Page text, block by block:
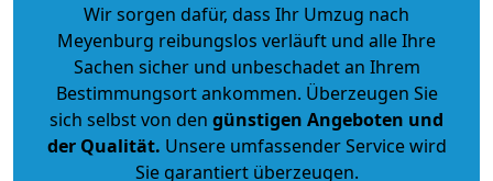
Wir sorgen dafür, dass Ihr Umzug nach
Meyenburg reibungslos verläuft und alle Ihre
Sachen sicher und unbeschadet an Ihrem
Bestimmungsort ankommen. Überzeugen Sie
sich selbst von den günstigen Angeboten und
der Qualität. Unsere umfassender Service wird
Sie garantiert überzeugen.